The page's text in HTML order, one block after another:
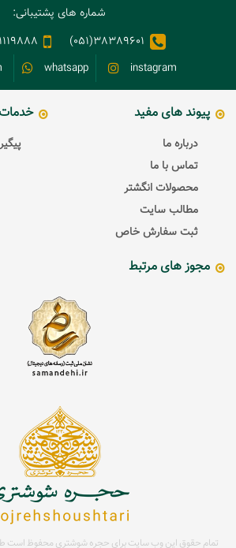
شماره های پشتیبانی:
38389601(051)
instagram
whatsapp
پیوند های مفید
درباره ما
تماس با ما
محصولات انگشتر
مطالب سایت
ثبت سفارش خاص
مجوز های مرتبط
تمام حقوق این وب سایت برای حجره شوشتری محفوظ است